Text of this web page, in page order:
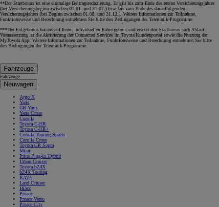
**Der Startbonus ist eine einmalige Beitragsreduzierung. Er gilt bis zum Ende des ersten Versicherungsjahres
(bei Versicherungsbeginn zwischen 01.01. und 31.07.) bzw. bis zum Ende des darauffolgenden
Versicherungsjahres (bei Beginn zwischen 01.08. und 31.12.). Weitere Informationen zur Teilnahme,
Funktionsweise und Berechnung entnehmen Sie bitte den Bedingungen der Telematik-Programme.
***Der Folgebonus basiert auf Ihrem individuellen Fahrergebnis und ersetzt den Startbonus nach Ablauf.
Voraussetzung ist die Aktivierung der Connected Services im Toyota Kundenportal sowie die Nutzung der
MyToyota App. Weitere Informationen zur Teilnahme, Funktionsweise und Berechnung entnehmen Sie bitte
den Bedingungen der Telematik-Programme.
Fahrzeuge
Fahrzeuge
Neuwagen
Aygo X
Yaris
GR Yaris
Yaris Cross
Corolla
Toyota C-HR
Toyota C-HR+
Corolla Touring Sports
Corolla Cross
Toyota GR Supra
Mirai
Prius Plug-In Hybrid
Urban Cruiser
Toyota bZ4X
bZ4X Touring
RAV4
Land Cruiser
Hilux
Proace
Proace Verso
Proace City